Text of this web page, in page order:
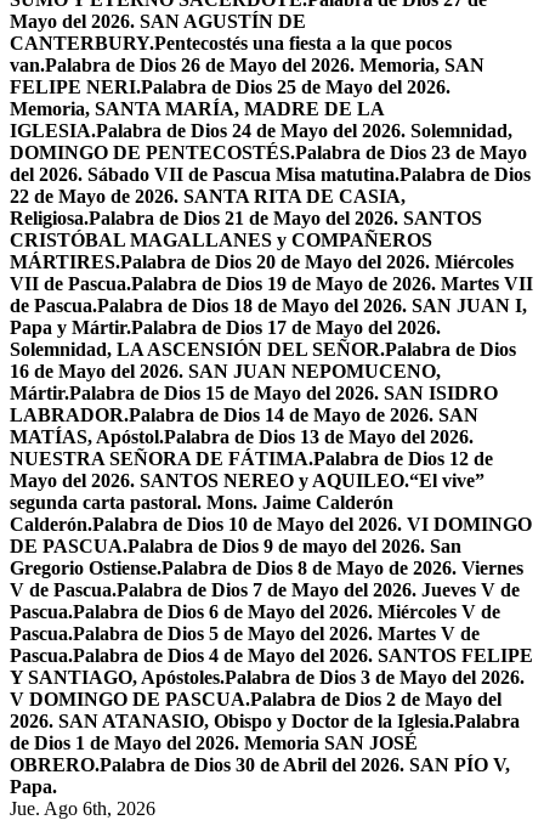
Mayo del 2026. SAN AGUSTÍN DE
CANTERBURY.Pentecostés una fiesta a la que pocos
van.Palabra de Dios 26 de Mayo del 2026. Memoria, SAN
FELIPE NERI.Palabra de Dios 25 de Mayo del 2026.
Memoria, SANTA MARÍA, MADRE DE LA
IGLESIA.Palabra de Dios 24 de Mayo del 2026. Solemnidad,
DOMINGO DE PENTECOSTÉS.Palabra de Dios 23 de Mayo
del 2026. Sábado VII de Pascua Misa matutina.Palabra de Dios
22 de Mayo de 2026. SANTA RITA DE CASIA,
Religiosa.Palabra de Dios 21 de Mayo del 2026. SANTOS
CRISTÓBAL MAGALLANES y COMPAÑEROS
MÁRTIRES.Palabra de Dios 20 de Mayo del 2026. Miércoles
VII de Pascua.Palabra de Dios 19 de Mayo de 2026. Martes VII
de Pascua.Palabra de Dios 18 de Mayo del 2026. SAN JUAN I,
Papa y Mártir.Palabra de Dios 17 de Mayo del 2026.
Solemnidad, LA ASCENSIÓN DEL SEÑOR.Palabra de Dios
16 de Mayo del 2026. SAN JUAN NEPOMUCENO,
Mártir.Palabra de Dios 15 de Mayo del 2026. SAN ISIDRO
LABRADOR.Palabra de Dios 14 de Mayo de 2026. SAN
MATÍAS, Apóstol.Palabra de Dios 13 de Mayo del 2026.
NUESTRA SEÑORA DE FÁTIMA.Palabra de Dios 12 de
Mayo del 2026. SANTOS NEREO y AQUILEO.“El vive”
segunda carta pastoral. Mons. Jaime Calderón
Calderón.Palabra de Dios 10 de Mayo del 2026. VI DOMINGO
DE PASCUA.Palabra de Dios 9 de mayo del 2026. San
Gregorio Ostiense.Palabra de Dios 8 de Mayo de 2026. Viernes
V de Pascua.Palabra de Dios 7 de Mayo del 2026. Jueves V de
Pascua.Palabra de Dios 6 de Mayo del 2026. Miércoles V de
Pascua.Palabra de Dios 5 de Mayo del 2026. Martes V de
Pascua.Palabra de Dios 4 de Mayo del 2026. SANTOS FELIPE
Y SANTIAGO, Apóstoles.Palabra de Dios 3 de Mayo del 2026.
V DOMINGO DE PASCUA.Palabra de Dios 2 de Mayo del
2026. SAN ATANASIO, Obispo y Doctor de la Iglesia.Palabra
de Dios 1 de Mayo del 2026. Memoria SAN JOSÉ
OBRERO.Palabra de Dios 30 de Abril del 2026. SAN PÍO V,
Papa.
Jue. Ago 6th, 2026